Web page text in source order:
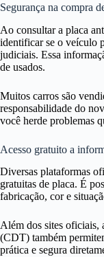
Segurança na compra
Ao consultar a placa
identificar se o veículo
judiciais. Essa
de usados.
Muitos carros são
responsabilidade do
você herde problemas
Acesso gratuito a
Diversas plataformas
gratuitas de placa. É
fabricação, cor e
Além dos sites oficiais,
(CDT) também
prática e segura